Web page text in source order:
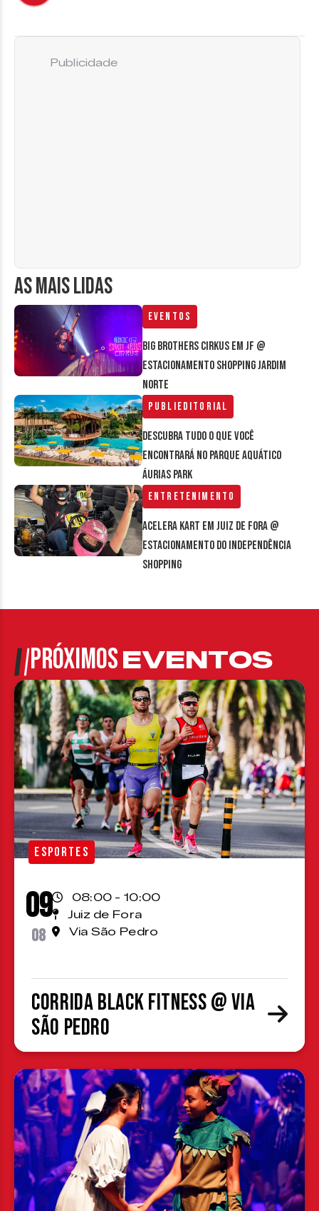
AS MAIS LIDAS
Eventos
Big Brothers Cirkus em JF @
estacionamento Shopping Jardim
Norte
Publieditorial
Descubra tudo o que você
encontrará no parque aquático
Áurias Park
Entretenimento
Acelera Kart em Juiz de Fora @
estacionamento do Independência
Shopping
Publicidade
PRÓXIMOSEVENTOS
ESPORTES
09
08
08:00 - 10:00
Juiz de Fora
Via São Pedro
Corrida Black Fitness @ Via
São Pedro